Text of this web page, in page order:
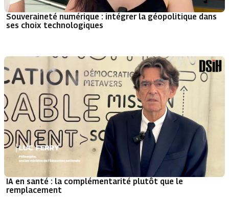
Souveraineté numérique : intégrer la géopolitique dans
ses choix technologiques
IA en santé : la complémentarité plutôt que le
remplacement